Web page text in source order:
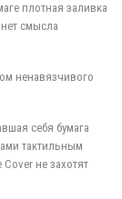
плотная заливка
смысла
ненавязчивого
себя бумага
тактильным
не захотят